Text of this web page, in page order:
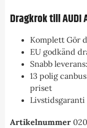
Dragkrok till AUDI
Komplett Gör
EU godkänd
Snabb
13 polig
priset
Livstidsgaranti
Artikelnummer